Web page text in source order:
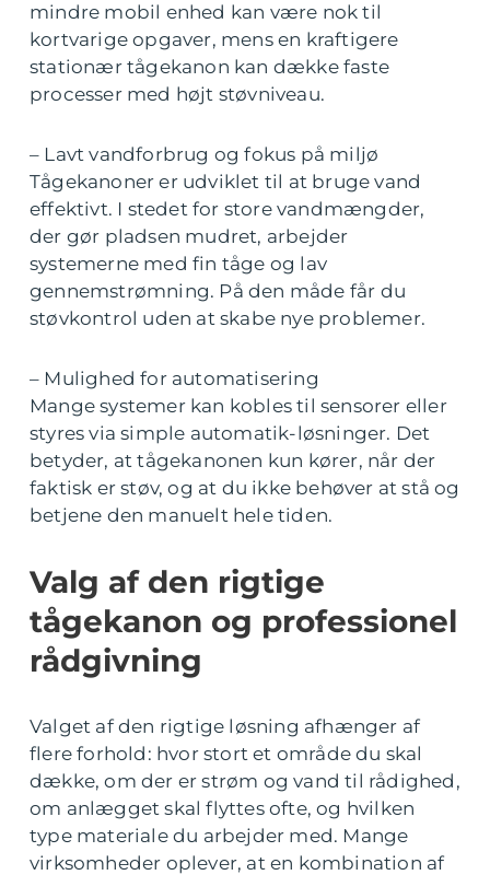
mindre mobil enhed kan være nok til
kortvarige opgaver, mens en kraftigere
stationær tågekanon kan dække faste
processer med højt støvniveau.
– Lavt vandforbrug og fokus på miljø
Tågekanoner er udviklet til at bruge vand
effektivt. I stedet for store vandmængder,
der gør pladsen mudret, arbejder
systemerne med fin tåge og lav
gennemstrømning. På den måde får du
støvkontrol uden at skabe nye problemer.
– Mulighed for automatisering
Mange systemer kan kobles til sensorer eller
styres via simple automatik-løsninger. Det
betyder, at tågekanonen kun kører, når der
faktisk er støv, og at du ikke behøver at stå og
betjene den manuelt hele tiden.
Valg af den rigtige
tågekanon og professionel
rådgivning
Valget af den rigtige løsning afhænger af
flere forhold: hvor stort et område du skal
dække, om der er strøm og vand til rådighed,
om anlægget skal flyttes ofte, og hvilken
type materiale du arbejder med. Mange
virksomheder oplever, at en kombination af